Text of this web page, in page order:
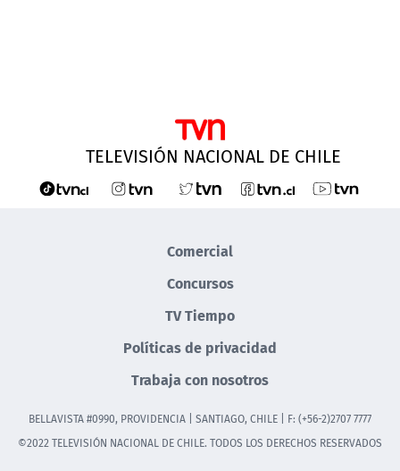
TELEVISIÓN NACIONAL DE CHILE
Comercial
Concursos
TV Tiempo
Políticas de privacidad
Trabaja con nosotros
BELLAVISTA #0990, PROVIDENCIA | SANTIAGO, CHILE | F: (+56-2)2707 7777
©2022 TELEVISIÓN NACIONAL DE CHILE. TODOS LOS DERECHOS RESERVADOS